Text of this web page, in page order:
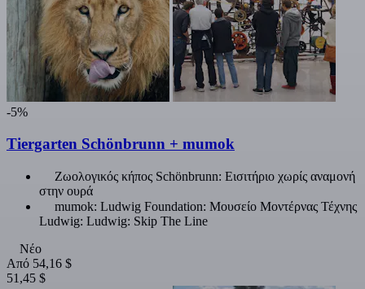
-5%
Tiergarten Schönbrunn + mumok
Ζωολογικός κήπος Schönbrunn: Εισιτήριο χωρίς αναμονή
στην ουρά
mumok: Ludwig Foundation: Μουσείο Μοντέρνας Τέχνης
Ludwig: Ludwig: Skip The Line
Νέο
Από 54,16 $
51,45 $